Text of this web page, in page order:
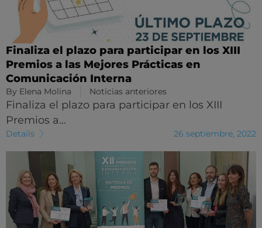
Finaliza el plazo para participar en los XIII
Premios a las Mejores Prácticas en
Comunicación Interna
By Elena Molina Noticias anteriores
Finaliza el plazo para participar en los XIII
Premios a…
Details 26 septiembre, 2022